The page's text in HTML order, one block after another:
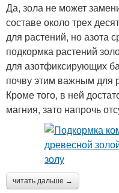
Да, зола не может
составе около трех
для растений, но азота
подкормка растений
для азотфиксирующих
почву этим важным для
Кроме того, в ней
магния, зато напрочь
читать дальше →